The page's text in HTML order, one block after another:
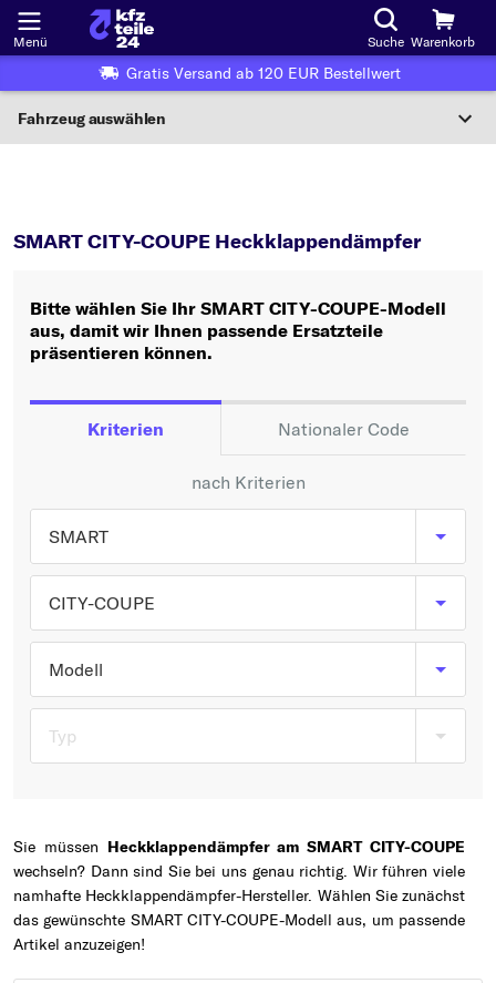
Menü Suche Warenkorb
Gratis Versand ab 120 EUR Bestellwert
Fahrzeug auswählen
Wo finde ich die?
Oder
Oder Fahrzeugauswahl nach Kriterien:
Hersteller wählen
Typ wählen
SMART CITY-COUPE Heckklappendämpfer
Bitte wählen Sie Ihr SMART CITY-COUPE-Modell
aus, damit wir Ihnen passende Ersatzteile
präsentieren können.
Kriterien Nationaler Code
nach Kriterien
SMART
CITY-COUPE
Modell
Typ
Sie müssen Heckklappendämpfer am SMART CITY-COUPE
wechseln? Dann sind Sie bei uns genau richtig. Wir führen viele
namhafte Heckklappendämpfer-Hersteller. Wählen Sie zunächst
das gewünschte SMART CITY-COUPE-Modell aus, um passende
Artikel anzuzeigen!